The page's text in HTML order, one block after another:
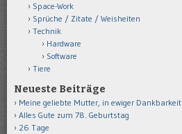
Space-Work
Sprüche / Zitate / Weisheiten
Technik
Hardware
Software
Tiere
Neueste Beiträge
Meine geliebte Mutter, in ewiger Dankbarkeit
Alles Gute zum 78. Geburtstag
26 Tage